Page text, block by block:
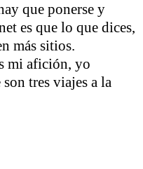
que ponerse y
es que lo que dices,
más sitios.
mi afición, yo
tres viajes a la